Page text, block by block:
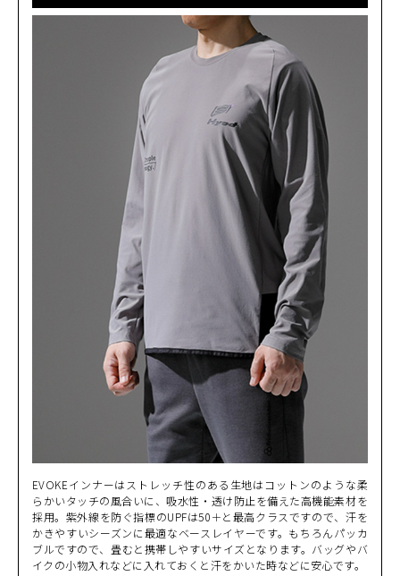
EVOKEインナーはストレッチ性のある生地はコットンのような柔
らかいタッチの風合いに、吸水性・透け防止を備えた高機能素材を
採用。紫外線を防ぐ指標のUPFは50＋と最高クラスですので、汗を
かきやすいシーズンに最適なベースレイヤーです。もちろんパッカ
ブルですので、畳むと携帯しやすいサイズとなります。バッグやバ
イクの小物入れなどに入れておくと汗をかいた時などに安心です。